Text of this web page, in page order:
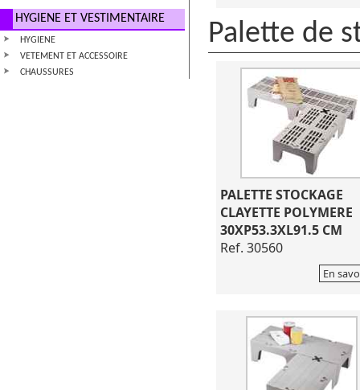
HYGIENE ET VESTIMENTAIRE
HYGIENE
VETEMENT ET ACCESSOIRE
CHAUSSURES
Palette de
PALETTE STOCKAGE
CLAYETTE POLYMERE
30XP53.3XL91.5 CM
Ref. 30560
En